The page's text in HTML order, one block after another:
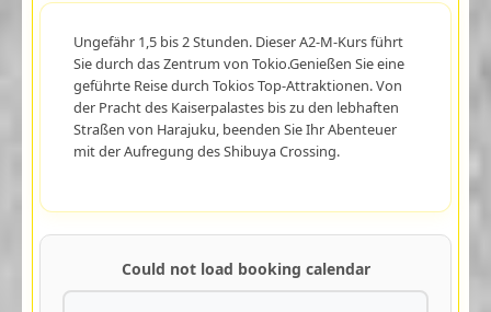
Ungefähr 1,5 bis 2 Stunden. Dieser A2-M-Kurs führt
Sie durch das Zentrum von Tokio.Genießen Sie eine
geführte Reise durch Tokios Top-Attraktionen. Von
der Pracht des Kaiserpalastes bis zu den lebhaften
Straßen von Harajuku, beenden Sie Ihr Abenteuer
mit der Aufregung des Shibuya Crossing.
Could not load booking calendar